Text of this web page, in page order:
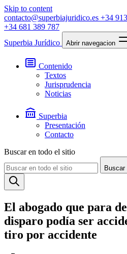
Skip to content
contacto@superbiajuridico.es +34
+34 681 389 787
Superbia Jurídico
Abrir navegacion
Contenido
Textos
Jurisprudencia
Noticias
Superbia
Presentación
Contacto
Buscar en todo el sitio
Buscar
El abogado que para
disparo podía ser
tiro por accidente